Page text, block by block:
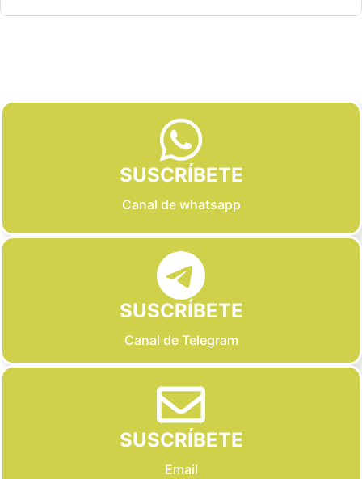
SUSCRÍBETE
Canal de whatsapp
SUSCRÍBETE
Canal de Telegram
SUSCRÍBETE
Email